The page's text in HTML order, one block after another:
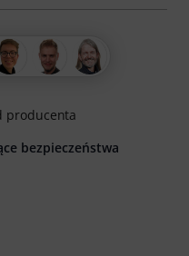
producenta
bezpieczeństwa